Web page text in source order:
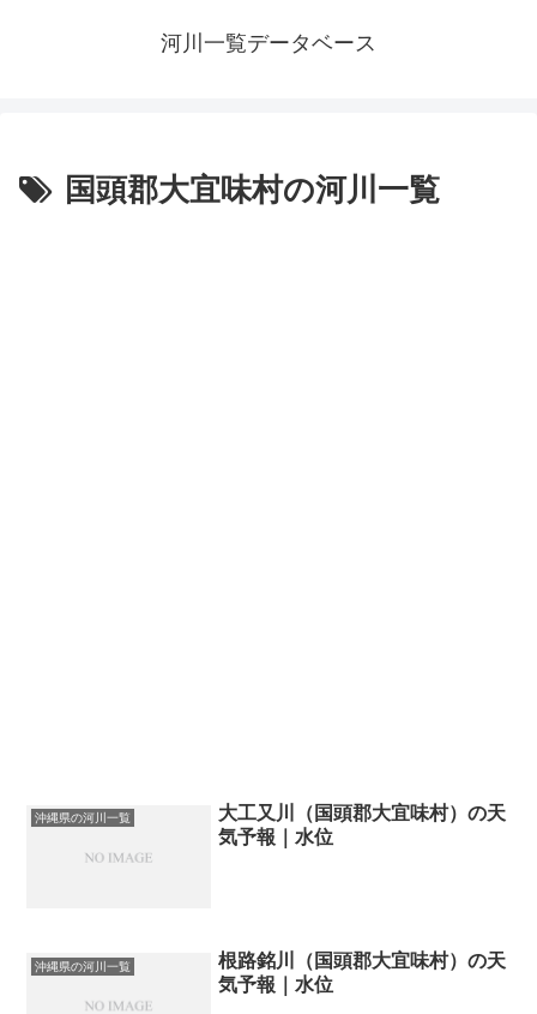
河川一覧データベース
国頭郡大宜味村の河川一覧
沖縄県の河川一覧
大工又川（国頭郡大宜味村）の天
気予報｜水位
沖縄県の河川一覧
根路銘川（国頭郡大宜味村）の天
気予報｜水位